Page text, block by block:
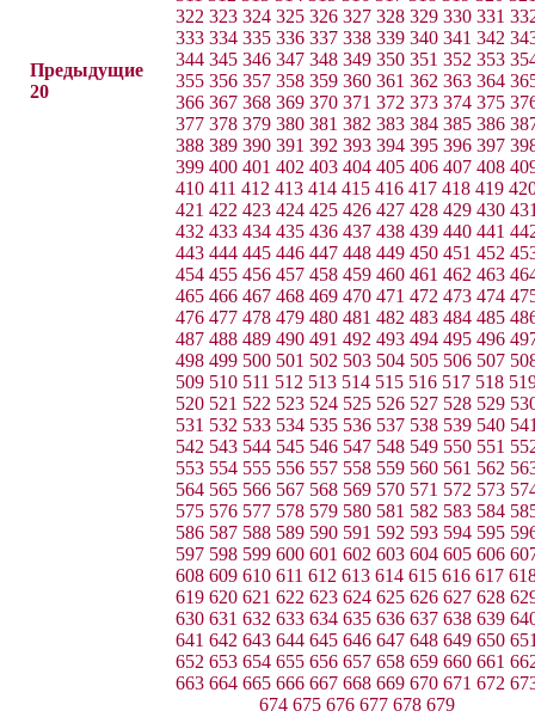
Предыдущие
20
322 323 324 325 326 327 328 329 330 331
333 334 335 336 337 338 339 340 341 342
344 345 346 347 348 349 350 351 352 353
355 356 357 358 359 360 361 362 363 364
366 367 368 369 370 371 372 373 374 375
377 378 379 380 381 382 383 384 385 386
388 389 390 391 392 393 394 395 396 397
399 400 401 402 403 404 405 406 407 408
410 411 412 413 414 415 416 417 418 419
421 422 423 424 425 426 427 428 429 430
432 433 434 435 436 437 438 439 440 441
443 444 445 446 447 448 449 450 451 452
454 455 456 457 458 459 460 461 462 463
465 466 467 468 469 470 471 472 473 474
476 477 478 479 480 481 482 483 484 485
487 488 489 490 491 492 493 494 495 496
498 499 500 501 502 503 504 505 506 507
509 510 511 512 513 514 515 516 517 518
520 521 522 523 524 525 526 527 528 529
531 532 533 534 535 536 537 538 539 540
542 543 544 545 546 547 548 549 550 551
553 554 555 556 557 558 559 560 561 562
564 565 566 567 568 569 570 571 572 573
575 576 577 578 579 580 581 582 583 584
586 587 588 589 590 591 592 593 594 595
597 598 599 600 601 602 603 604 605 606
608 609 610 611 612 613 614 615 616 617
619 620 621 622 623 624 625 626 627 628
630 631 632 633 634 635 636 637 638 639
641 642 643 644 645 646 647 648 649 650
652 653 654 655 656 657 658 659 660 661
663 664 665 666 667 668 669 670 671 672
674 675 676 677 678 679